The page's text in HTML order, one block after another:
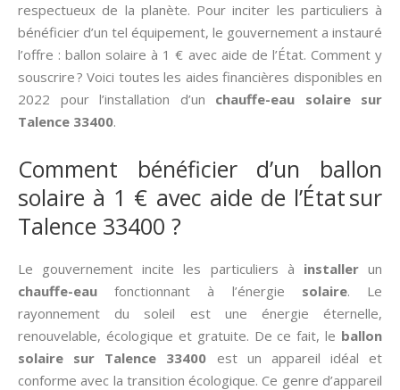
respectueux de la planète. Pour inciter les particuliers à
bénéficier d’un tel équipement, le gouvernement a instauré
l’offre : ballon solaire à 1 € avec aide de l’État. Comment y
souscrire ? Voici toutes les aides financières disponibles en
2022 pour l’installation d’un chauffe-eau solaire sur
Talence 33400.
Comment bénéficier d’un ballon
solaire à 1 € avec aide de l’État sur
Talence 33400 ?
Le gouvernement incite les particuliers à installerun
chauffe-eau fonctionnant à l’énergie solaire. Le
rayonnement du soleil est une énergie éternelle,
renouvelable, écologique et gratuite. De ce fait, le ballon
solaire sur Talence 33400 est un appareil idéal et
conforme avec la transition écologique. Ce genre d’appareil